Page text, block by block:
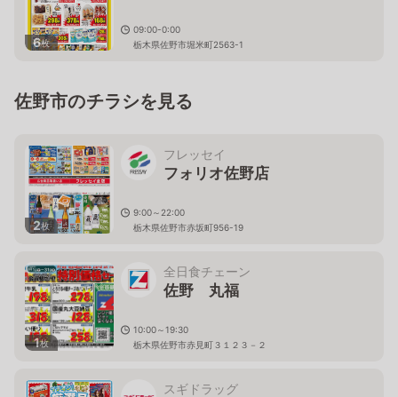
6枚
09:00-0:00
栃木県佐野市堀米町2563-1
佐野市のチラシを見る
2枚
フレッセイ
フォリオ佐野店
9:00～22:00
栃木県佐野市赤坂町956-19
1枚
全日食チェーン
佐野 丸福
10:00～19:30
栃木県佐野市赤見町３１２３－２
スギドラッグ